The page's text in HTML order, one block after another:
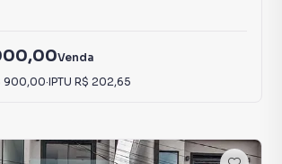
Venda
900,00·IPTU R$ 202,65